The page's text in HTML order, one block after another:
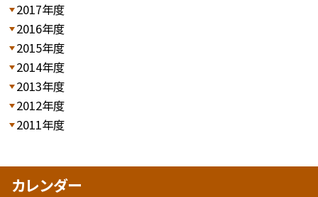
2017年度
2016年度
2015年度
2014年度
2013年度
2012年度
2011年度
カレンダー